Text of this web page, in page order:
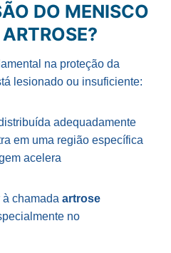
DO MENISCO
na proteção da
lesionado ou insuficiente:
adequadamente
em uma região específica
acelera
chamada artrose
no